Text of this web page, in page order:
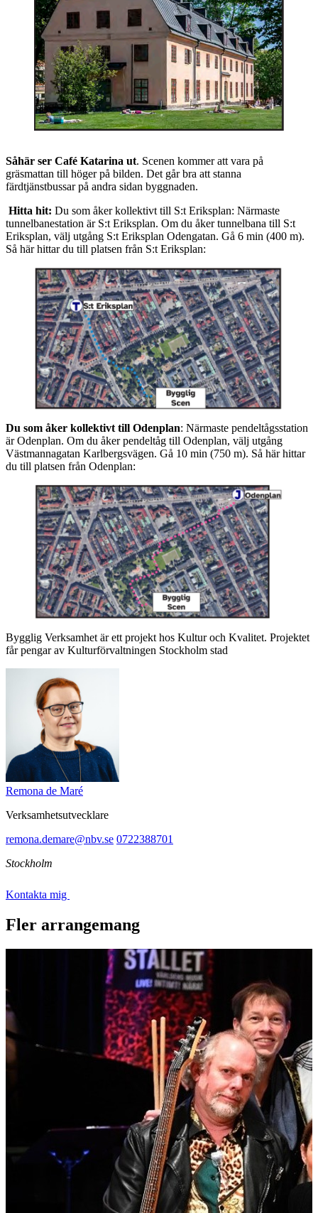
Såhär ser Café Katarina ut. Scenen kommer att vara på
gräsmattan till höger på bilden. Det går bra att stanna
färdtjänstbussar på andra sidan byggnaden.
Hitta hit: Du som åker kollektivt till S:t Eriksplan: Närmaste
tunnelbanestation är S:t Eriksplan. Om du åker tunnelbana till S:t
Eriksplan, välj utgång S:t Eriksplan Odengatan. Gå 6 min (400 m).
Så här hittar du till platsen från S:t Eriksplan:
Du som åker kollektivt till Odenplan: Närmaste pendeltågsstation
är Odenplan. Om du åker pendeltåg till Odenplan, välj utgång
Västmannagatan Karlbergsvägen. Gå 10 min (750 m). Så här hittar
du till platsen från Odenplan:
Bygglig Verksamhet är ett projekt hos Kultur och Kvalitet. Projektet
får pengar av Kulturförvaltningen Stockholm stad
Remona de Maré
Verksamhetsutvecklare
remona.demare@nbv.se 0722388701
Stockholm
Kontakta mig
Fler arrangemang